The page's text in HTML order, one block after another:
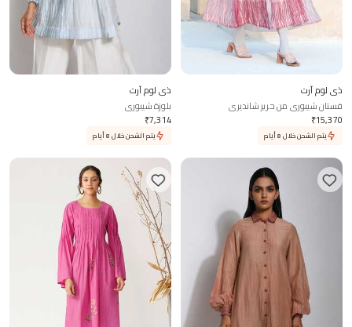
ذي لوم آرت
فستان شيبوري من حرير شانديري
₹15,370
يتم الشحن خلال 8 أيام
ذي لوم آرت
بلوزة شيبوري
₹7,314
يتم الشحن خلال 8 أيام